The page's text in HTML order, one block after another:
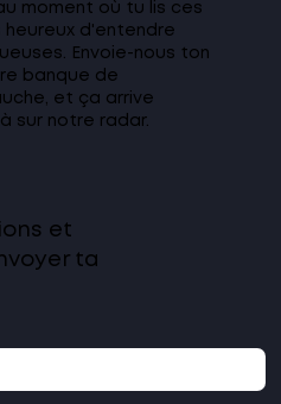
moment où tu lis ces
heureux d'entendre
Envoie-nous ton
banque de
et ça arrive
sur notre radar.
et
ta